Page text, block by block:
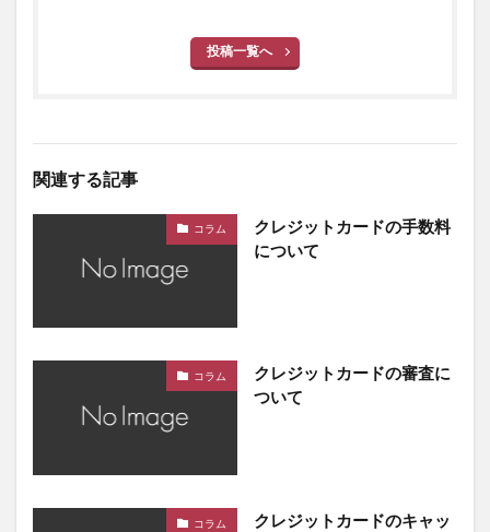
投稿一覧へ
関連する記事
コラム
クレジットカードの手数料
について
コラム
クレジットカードの審査に
ついて
コラム
クレジットカードのキャッ